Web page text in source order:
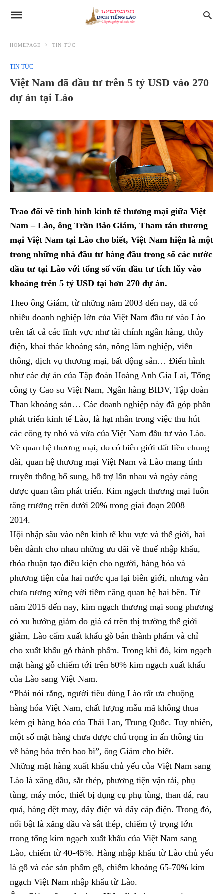
HOMEPAGE TIN TỨC
TIN TỨC
Việt Nam đã đầu tư trên 5 tỷ USD vào 270
dự án tại Lào
Trao đổi về tình hình kinh tế thương mại giữa Việt
Nam – Lào, ông Trần Bảo Giám, Tham tán thương
mại Việt Nam tại Lào cho biết, Việt Nam hiện là một
trong những nhà đầu tư hàng đầu trong số các nước
đầu tư tại Lào với tổng số vốn đầu tư tích lũy vào
khoảng trên 5 tỷ USD tại hơn 270 dự án.
Theo ông Giám, từ những năm 2003 đến nay, đã có
nhiều doanh nghiệp lớn của Việt Nam đầu tư vào Lào
trên tất cả các lĩnh vực như tài chính ngân hàng, thủy
điện, khai thác khoáng sản, nông lâm nghiệp, viễn
thông, dịch vụ thương mại, bất động sản… Điển hình
như các dự án của Tập đoàn Hoàng Anh Gia Lai, Tổng
công ty Cao su Việt Nam, Ngân hàng BIDV, Tập đoàn
Than khoáng sản… Các doanh nghiệp này đã góp phần
phát triển kinh tế Lào, là hạt nhân trong việc thu hút
các công ty nhỏ và vừa của Việt Nam đầu tư vào Lào.
Về quan hệ thương mại, do có biên giới đất liền chung
dài, quan hệ thương mại Việt Nam và Lào mang tính
truyền thống bổ sung, hỗ trợ lẫn nhau và ngày càng
được quan tâm phát triển. Kim ngạch thương mại luôn
tăng trưởng trên dưới 20% trong giai đoạn 2008 –
2014.
Hội nhập sâu vào nền kinh tế khu vực và thế giới, hai
bên dành cho nhau những ưu đãi về thuế nhập khẩu,
thỏa thuận tạo điều kiện cho người, hàng hóa và
phương tiện của hai nước qua lại biên giới, nhưng vẫn
chưa tương xứng với tiềm năng quan hệ hai bên. Từ
năm 2015 đến nay, kim ngạch thương mại song phương
có xu hướng giảm do giá cả trên thị trường thế giới
giảm, Lào cấm xuất khẩu gỗ bán thành phẩm và chỉ
cho xuất khẩu gỗ thành phẩm. Trong khi đó, kim ngạch
mặt hàng gỗ chiếm tới trên 60% kim ngạch xuất khẩu
của Lào sang Việt Nam.
“Phải nói rằng, người tiêu dùng Lào rất ưa chuộng
hàng hóa Việt Nam, chất lượng mẫu mã không thua
kém gì hàng hóa của Thái Lan, Trung Quốc. Tuy nhiên,
một số mặt hàng chưa được chú trọng in ấn thông tin
về hàng hóa trên bao bì”, ông Giám cho biết.
Những mặt hàng xuất khẩu chủ yếu của Việt Nam sang
Lào là xăng dầu, sắt thép, phương tiện vận tải, phụ
tùng, máy móc, thiết bị dụng cụ phụ tùng, than đá, rau
quả, hàng dệt may, dây điện và dây cáp điện. Trong đó,
nổi bật là xăng dầu và sắt thép, chiếm tỷ trọng lớn
trong tổng kim ngạch xuất khẩu của Việt Nam sang
Lào, chiếm từ 40-45%. Hàng nhập khẩu từ Lào chủ yếu
là gỗ và các sản phẩm gỗ, chiếm khoảng 65-70% kim
ngạch Việt Nam nhập khẩu từ Lào.